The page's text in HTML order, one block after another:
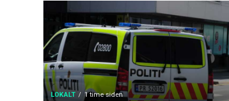
LOKALT 1 time siden